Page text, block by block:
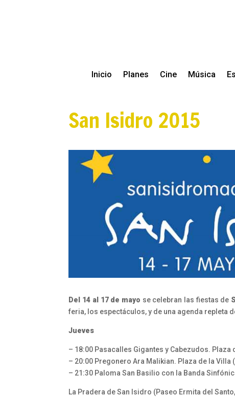
Inicio Planes Cine Música
San Isidro 2015
Del 14 al 17 de mayo se celebran las fiestas de
feria, los espectáculos, y de una agenda repleta
Jueves
– 18:00 Pasacalles Gigantes y Cabezudos. Plaza
– 20:00 Pregonero Ara Malikian. Plaza de la Villa
– 21:30 Paloma San Basilio con la Banda
La Pradera de San Isidro (Paseo Ermita del